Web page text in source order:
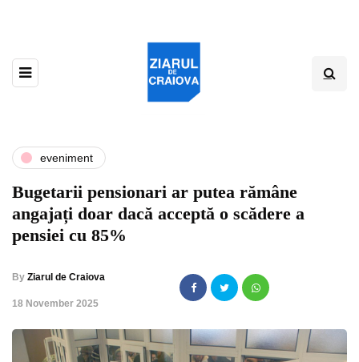
eveniment
Bugetarii pensionari ar putea rămâne
angajați doar dacă acceptă o scădere a
pensiei cu 85%
By Ziarul de Craiova
,18 November 2025